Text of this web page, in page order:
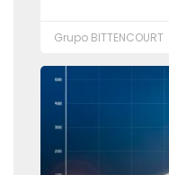
Grupo BITTENCOURT